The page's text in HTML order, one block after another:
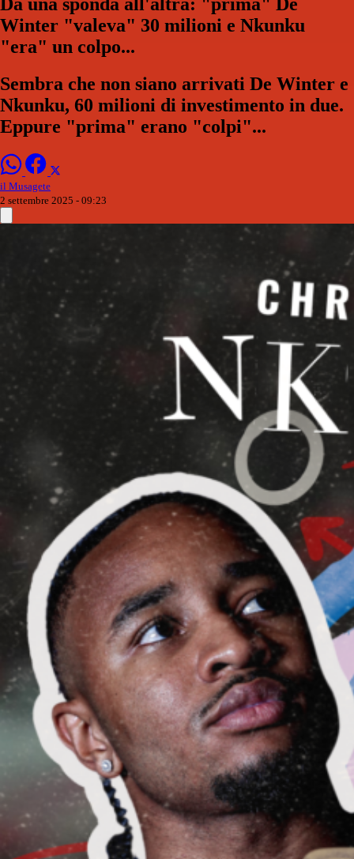
Winter "valeva" 30 milioni e Nkunku
"era" un colpo...
Sembra che non siano arrivati De Winter e
Nkunku, 60 milioni di investimento in due.
Eppure "prima" erano "colpi"...
il Musagete
2 settembre 2025 - 09:23